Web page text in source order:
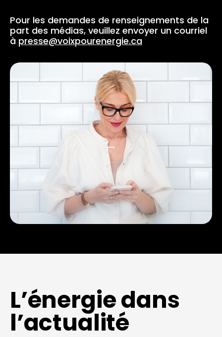
Pour les demandes de renseignements de la
part des médias, veuillez envoyer un courriel
à presse@voixpourenergie.ca
L’énergie dans
l’actualité